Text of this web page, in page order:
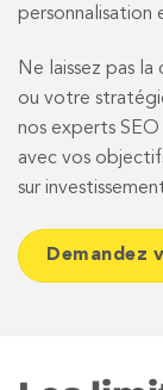
personnalisation
Ne laissez pas
ou votre
nos experts
avec vos
sur
Demandez